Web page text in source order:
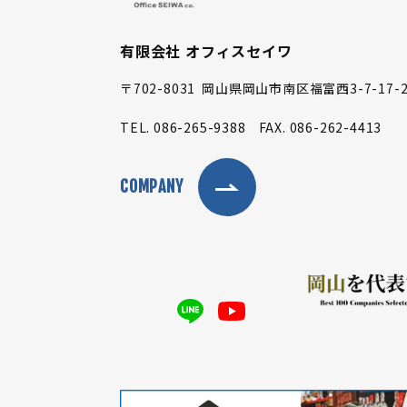
有限会社 オフィスセイワ
〒702-8031 岡山県岡山市南区福富西3-7-17-
TEL. 086-265-9388 FAX. 086-262-4413
COMPANY